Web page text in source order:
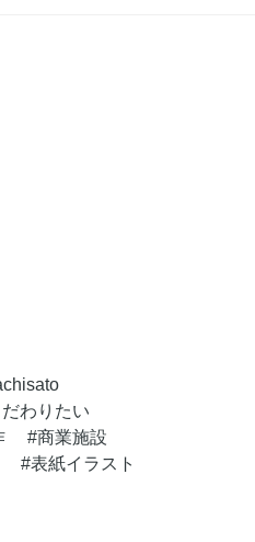
わりたい
商業施設
表紙イラスト